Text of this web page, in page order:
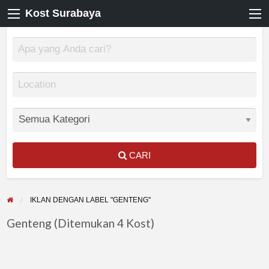
Kost Surabaya
CARI
IKLAN DENGAN LABEL "GENTENG"
Genteng (Ditemukan 4 Kost)